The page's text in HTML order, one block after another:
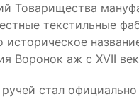
Товарищества
текстильные
историческое
Воронок аж с XVII
стал